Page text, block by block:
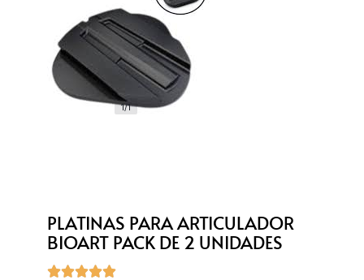
1/1
PLATINAS PARA ARTICULADOR
BIOART PACK DE 2 UNIDADES
